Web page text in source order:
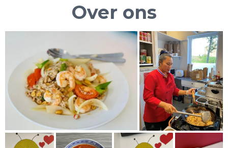
Over ons